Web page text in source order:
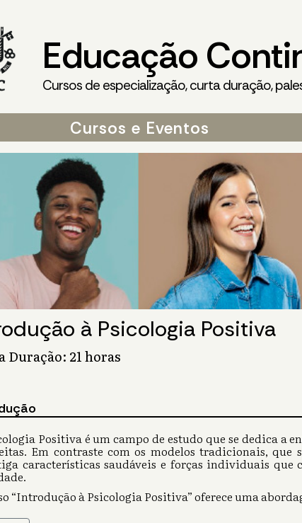
Educação
Cursos de especialização, curta duração,
Cursos e Eventos
à Psicologia Positiva
Duração: 21 horas
Positiva é um campo de estudo que se dedica a
Em contraste com os modelos tradicionais,
características saudáveis e forças individuais
“Introdução à Psicologia Positiva” oferece uma